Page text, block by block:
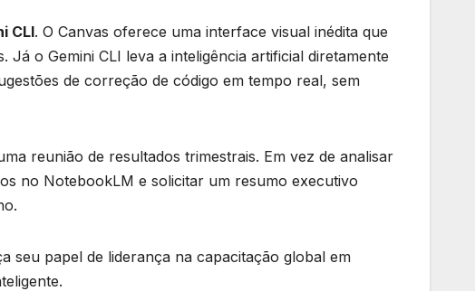
CLI. O Canvas oferece uma interface visual inédita que
o Gemini CLI leva a inteligência artificial diretamente
de correção de código em tempo real, sem
reunião de resultados trimestrais. Em vez de analisar
no NotebookLM e solicitar um resumo executivo
seu papel de liderança na capacitação global em